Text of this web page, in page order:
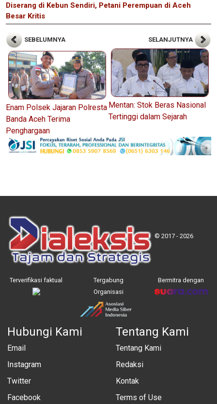
Diserang di Kebun Sendiri, Petani Perempuan di Aceh
Besar Kritis
SEBELUMNYA
Enam Polsek Jajaran Polresta
Banda Aceh Terima
Penghargaan
SELANJUTNYA
Mentan: Stok Beras Nasional
Tertinggi dalam Sejarah
© 2017 - 2026
Terverifikasi faktual
Tergabung
Organisasi
Bermitra dengan
Hubungi Kami
Email
Instagram
Twitter
Facebook
Tentang Kami
Tentang Kami
Redaksi
Kontak
Terms of Use